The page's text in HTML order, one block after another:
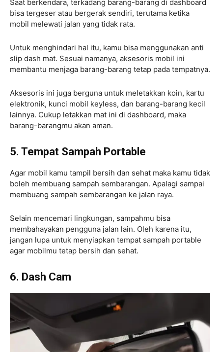
Saat berkendara, terkadang barang-barang di dashboard
bisa tergeser atau bergerak sendiri, terutama ketika
mobil melewati jalan yang tidak rata.
Untuk menghindari hal itu, kamu bisa menggunakan anti
slip dash mat. Sesuai namanya, aksesoris mobil ini
membantu menjaga barang-barang tetap pada tempatnya.
Aksesoris ini juga berguna untuk meletakkan koin, kartu
elektronik, kunci mobil keyless, dan barang-barang kecil
lainnya. Cukup letakkan mat ini di dashboard, maka
barang-barangmu akan aman.
5. Tempat Sampah Portable
Agar mobil kamu tampil bersih dan sehat maka kamu tidak
boleh membuang sampah sembarangan. Apalagi sampai
membuang sampah sembarangan ke jalan raya.
Selain mencemari lingkungan, sampahmu bisa
membahayakan pengguna jalan lain. Oleh karena itu,
jangan lupa untuk menyiapkan tempat sampah portable
agar mobilmu tetap bersih dan sehat.
6. Dash Cam